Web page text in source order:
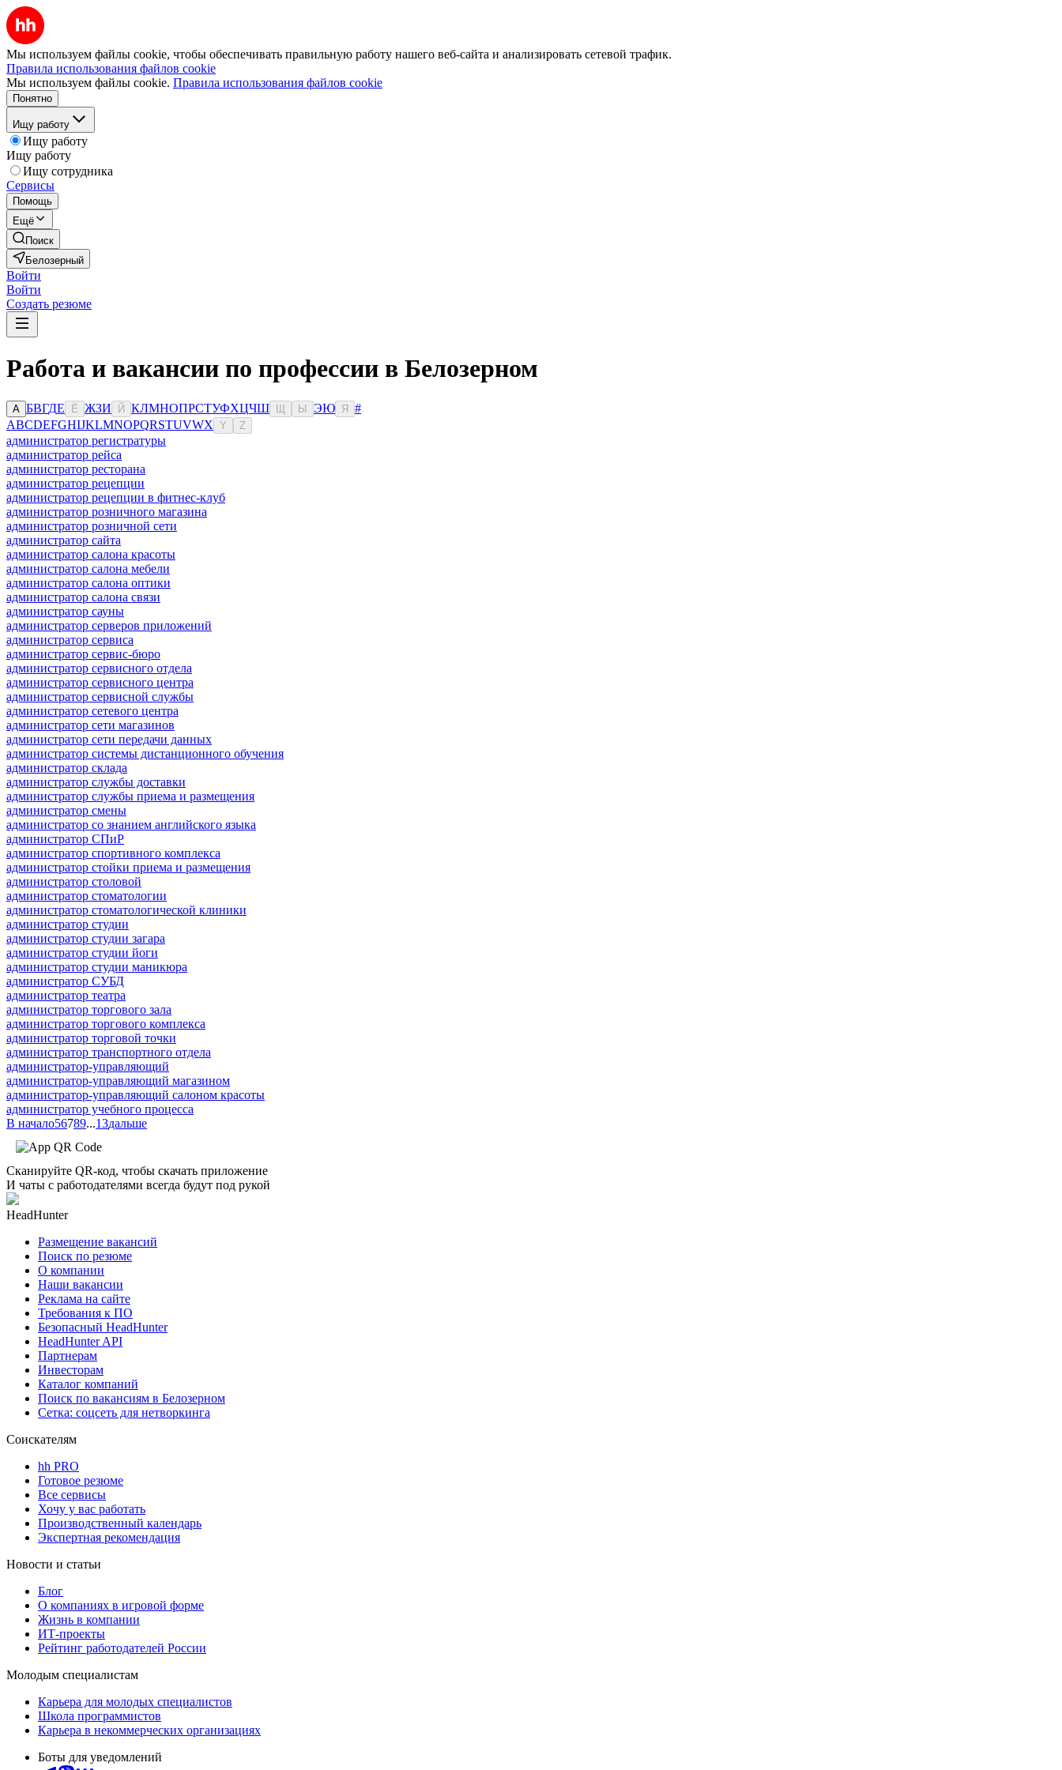
Мы используем файлы cookie, чтобы обеспечивать правильную работу нашего веб-сайта и анализировать сетевой трафик.
Правила использования файлов cookie
Мы используем файлы cookie. Правила использования файлов cookie
Понятно
Ищу работу
Ищу работу
Ищу работу
Ищу сотрудника
Сервисы
Помощь
Ещё
Поиск
Белозерный
Войти
Войти
Создать резюме
Работа и вакансии по профессии в Белозерном
А БВГДЕ Ё ЖЗИ Й КЛМНОПРСТУФХЦЧШ Ы ЭЮ Я
#
ABCDEFGHIJKLMNOPQRSTUVWX Y Z
администратор регистратуры
администратор рейса
администратор ресторана
администратор рецепции
администратор рецепции в фитнес-клуб
администратор розничного магазина
администратор розничной сети
администратор сайта
администратор салона красоты
администратор салона мебели
администратор салона оптики
администратор салона связи
администратор сауны
администратор серверов приложений
администратор сервиса
администратор сервис-бюро
администратор сервисного отдела
администратор сервисного центра
администратор сервисной службы
администратор сетевого центра
администратор сети магазинов
администратор сети передачи данных
администратор системы дистанционного обучения
администратор склада
администратор службы доставки
администратор службы приема и размещения
администратор смены
администратор со знанием английского языка
администратор СПиР
администратор спортивного комплекса
администратор стойки приема и размещения
администратор столовой
администратор стоматологии
администратор стоматологической клиники
администратор студии
администратор студии загара
администратор студии йоги
администратор студии маникюра
администратор СУБД
администратор театра
администратор торгового зала
администратор торгового комплекса
администратор торговой точки
администратор транспортного отдела
администратор-управляющий
администратор-управляющий магазином
администратор-управляющий салоном красоты
администратор учебного процесса
В начало56789...13дальше
Сканируйте QR-код, чтобы скачать приложение
И чаты с работодателями всегда будут под рукой
HeadHunter
Размещение вакансий
Поиск по резюме
О компании
Наши вакансии
Реклама на сайте
Требования к ПО
Безопасный HeadHunter
HeadHunter API
Партнерам
Инвесторам
Каталог компаний
Поиск по вакансиям в Белозерном
Сетка: соцсеть для нетворкинга
Соискателям
hh PRO
Готовое резюме
Все сервисы
Хочу у вас работать
Производственный календарь
Экспертная рекомендация
Новости и статьи
Блог
О компаниях в игровой форме
Жизнь в компании
ИТ-проекты
Рейтинг работодателей России
Молодым специалистам
Карьера для молодых специалистов
Школа программистов
Карьера в некоммерческих организациях
Боты для уведомлений